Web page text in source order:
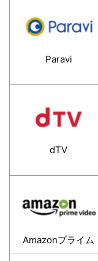
Paravi
dTV
Amazonプライム